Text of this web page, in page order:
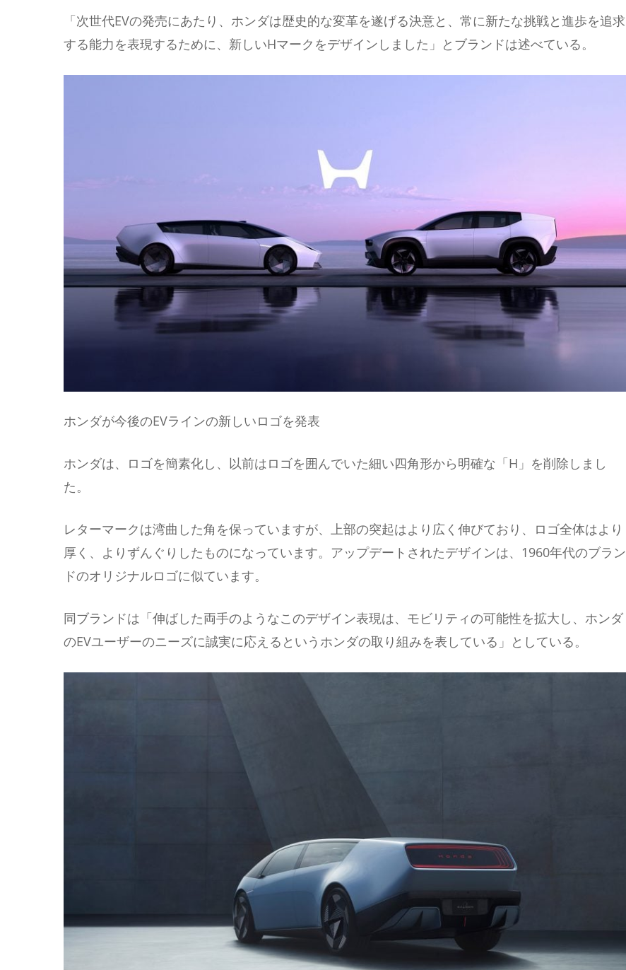
「次世代EVの発売にあたり、ホンダは歴史的な変革を遂げる決意と、常に新たな挑戦と進歩を追求
する能力を表現するために、新しいHマークをデザインしました」とブランドは述べている。
ホンダが今後のEVラインの新しいロゴを発表
ホンダは、ロゴを簡素化し、以前はロゴを囲んでいた細い四角形から明確な「H」を削除しまし
た。
レターマークは湾曲した角を保っていますが、上部の突起はより広く伸びており、ロゴ全体はより
厚く、よりずんぐりしたものになっています。アップデートされたデザインは、1960年代のブラン
ドのオリジナルロゴに似ています。
同ブランドは「伸ばした両手のようなこのデザイン表現は、モビリティの可能性を拡大し、ホンダ
のEVユーザーのニーズに誠実に応えるというホンダの取り組みを表している」としている。